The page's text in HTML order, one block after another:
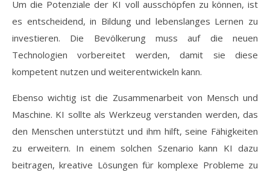
Um die Potenziale der KI voll ausschöpfen zu können, ist
es entscheidend, in Bildung und lebenslanges Lernen zu
investieren. Die Bevölkerung muss auf die neuen
Technologien vorbereitet werden, damit sie diese
kompetent nutzen und weiterentwickeln kann.
Ebenso wichtig ist die Zusammenarbeit von Mensch und
Maschine. KI sollte als Werkzeug verstanden werden, das
den Menschen unterstützt und ihm hilft, seine Fähigkeiten
zu erweitern. In einem solchen Szenario kann KI dazu
beitragen, kreative Lösungen für komplexe Probleme zu